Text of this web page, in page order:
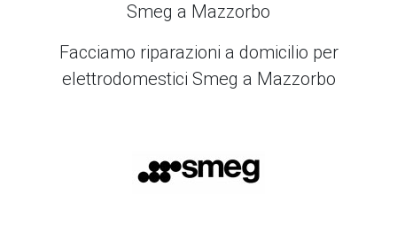
Smeg a Mazzorbo
Facciamo riparazioni a domicilio per
elettrodomestici Smeg a Mazzorbo